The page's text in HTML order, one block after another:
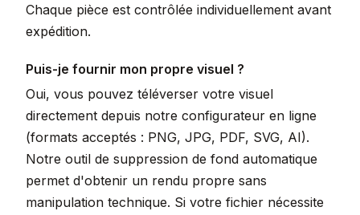
Chaque pièce est contrôlée individuellement avant
expédition.
Puis-je fournir mon propre visuel ?
Oui, vous pouvez téléverser votre visuel
directement depuis notre configurateur en ligne
(formats acceptés : PNG, JPG, PDF, SVG, AI).
Notre outil de suppression de fond automatique
permet d'obtenir un rendu propre sans
manipulation technique. Si votre fichier nécessite